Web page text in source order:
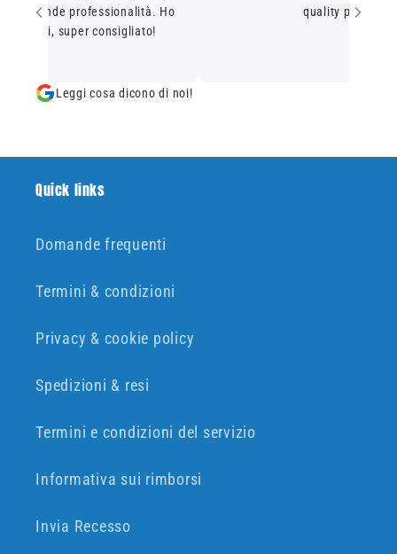
grande professionalità. Ho
super consigliato!
quality products.
Leggi cosa dicono di noi!
Quick links
Domande frequenti
Termini & condizioni
Privacy & cookie policy
Spedizioni & resi
Termini e condizioni del servizio
Informativa sui rimborsi
Invia Recesso